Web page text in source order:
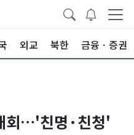
외교 북한 금융ㆍ증권
회…'친명·친청'